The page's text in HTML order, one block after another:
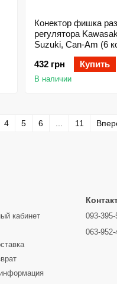
Конектор фишка
регулятора
Suzuki, Can-Am (6
432 грн
Купить
В наличии
4 5 6 11
кабинет
093-395-
063-952-